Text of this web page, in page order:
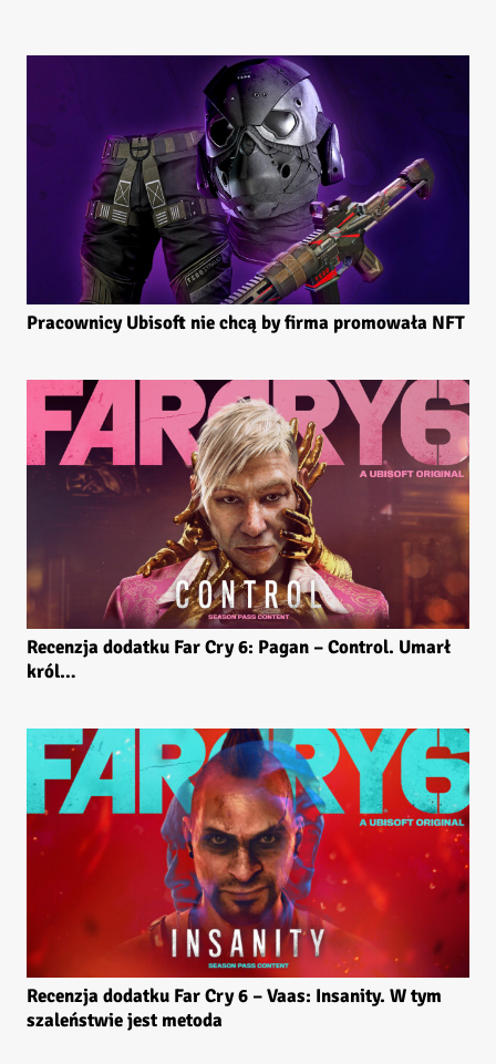
Pracownicy Ubisoft nie chcą by firma promowała NFT
Recenzja dodatku Far Cry 6: Pagan – Control. Umarł
król…
Recenzja dodatku Far Cry 6 – Vaas: Insanity. W tym
szaleństwie jest metoda